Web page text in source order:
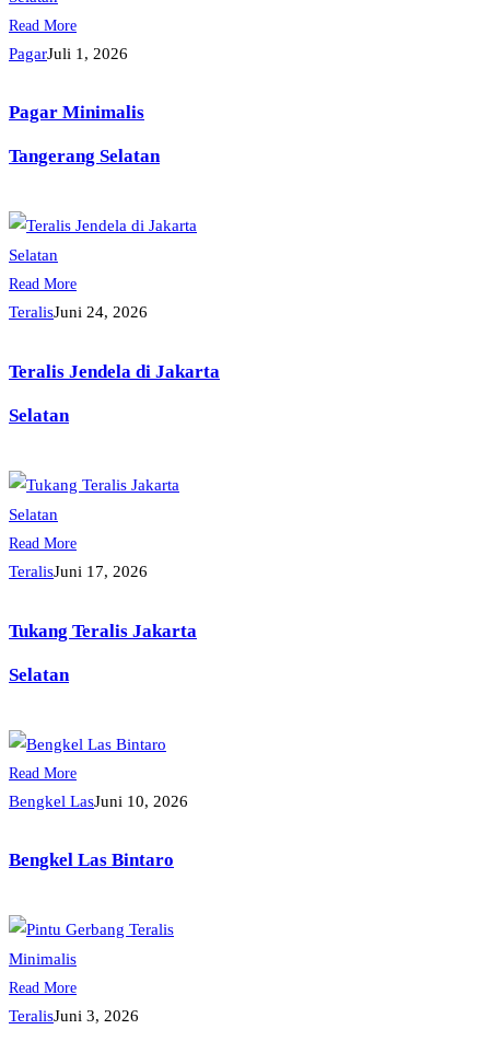
Read More
PagarJuli 1, 2026
Pagar Minimalis
Tangerang Selatan
Read More
TeralisJuni 24, 2026
Teralis Jendela di Jakarta
Selatan
Read More
TeralisJuni 17, 2026
Tukang Teralis Jakarta
Selatan
Read More
Bengkel LasJuni 10, 2026
Bengkel Las Bintaro
Read More
TeralisJuni 3, 2026